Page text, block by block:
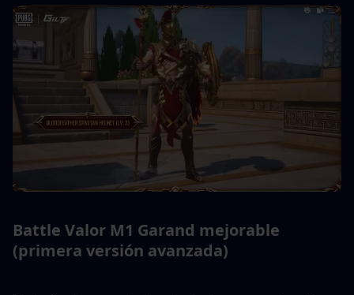
Battle Valor M1 Garand mejorable
(primera versión avanzada)